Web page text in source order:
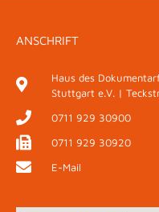
ANSCHRIFT
Haus des
Stuttgart e.V. |
0711 929 30900
0711 929 30920
E-Mail